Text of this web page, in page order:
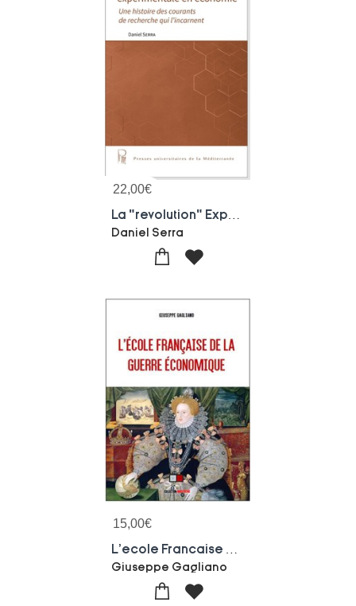
22,00€
Daniel Serra
15,00€
Giuseppe Gagliano